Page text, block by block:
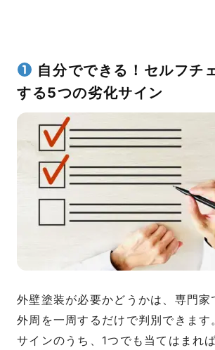
自分でできる！セルフチ
する5つの劣化サイン
外壁塗装が必要かどうかは、専門家
外周を一周するだけで判別できます
サインのうち、1つでも当てはまれ